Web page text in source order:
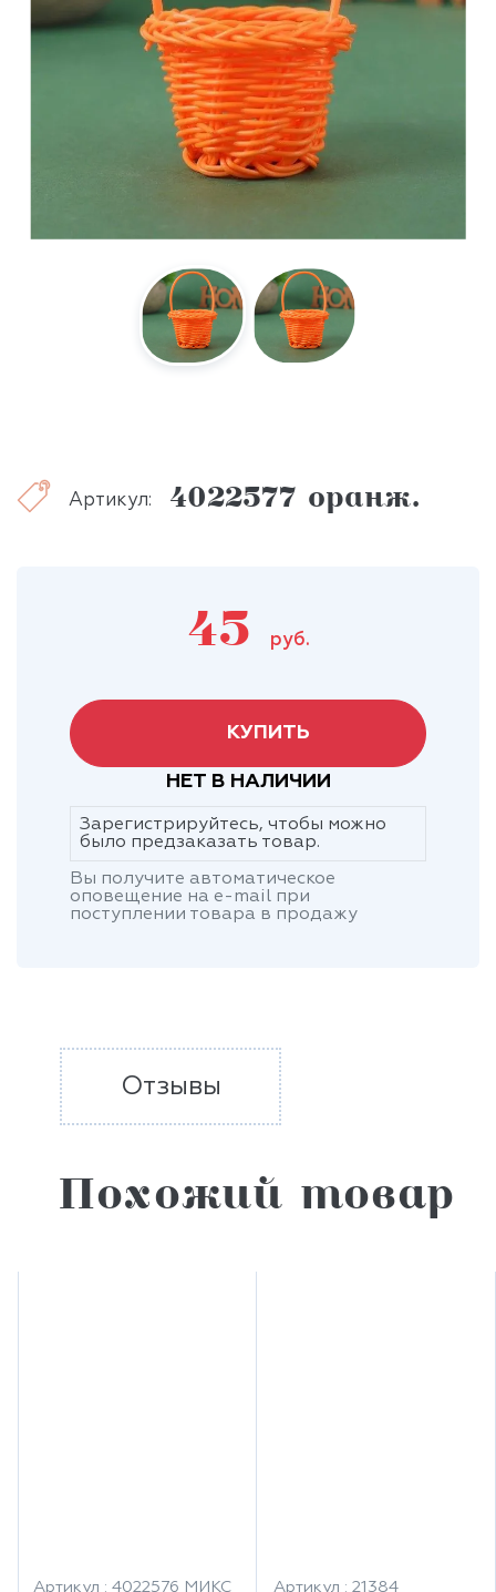
Артикул: 4022577 оранж.
45 руб.
КУПИТЬ
НЕТ В НАЛИЧИИ
Зарегистрируйтесь, чтобы можно
было предзаказать товар.
Вы получите автоматическое
оповещение на e-mail при
поступлении товара в продажу
Отзывы
Похожий товар
Артикул : 4022576 МИКС Артикул : 21384